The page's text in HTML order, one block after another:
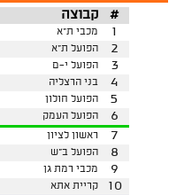
קבוצה
#
מכבי ת"א
1
הפועל ת"א
2
הפועל י-ם
3
בני הרצליה
4
הפועל חולון
5
הפועל העמק
6
ראשון לציון
7
הפועל ב"ש
8
מכבי רמת גן
9
קריית אתא
10